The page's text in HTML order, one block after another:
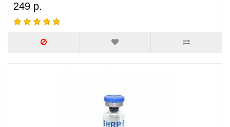
249 р.